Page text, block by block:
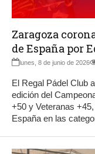
Zaragoza
de España por
lunes, 8 de junio de 2026
El Regal Pádel Club
edición del
+50 y Veteranas
España en las